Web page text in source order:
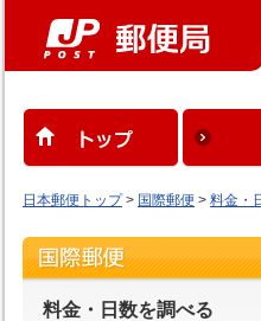
日本郵便トップ> 国際郵便 > 料金・
料金・日数を調べる